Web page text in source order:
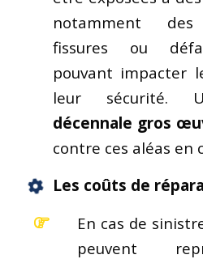
notamment des
fissures ou
pouvant impacter
leur sécurité.
décennale gros
contre ces aléas en
Les coûts de
En cas de
peuvent